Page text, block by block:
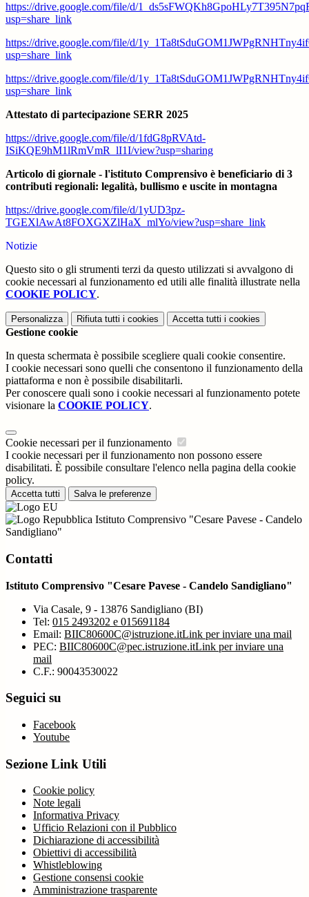
https://drive.google.com/file/d/
usp=share_link
https://drive.google.com/file/d/
usp=share_link
https://drive.google.com/file/d/
usp=share_link
Attestato di partecipazione SERR 2025
https://drive.google.com/file/d/1fdG8pRVAtd-
ISiKQE9hM1lRmVmR_lI1I/view?usp=sharing
Articolo di giornale - l'istituto Comprensivo è beneficiario di 3
contributi regionali: legalità, bullismo e uscite in montagna
https://drive.google.com/file/d/1yUD3pz-
TGEXlAwAt8FOXGXZlHaX_mlYo/view?usp=share_link
Notizie
Questo sito o gli strumenti terzi da questo utilizzati si avvalgono di
cookie necessari al funzionamento ed utili alle finalità illustrate nella
COOKIE POLICY.
Personalizza Rifiuta tutti i cookies Accetta tutti i cookies
Gestione cookie
In questa schermata è possibile scegliere quali cookie consentire.
I cookie necessari sono quelli che consentono il funzionamento della
piattaforma e non è possibile disabilitarli.
Per conoscere quali sono i cookie necessari al funzionamento potete
visionare la COOKIE POLICY.
Cookie necessari per il funzionamento
I cookie necessari per il funzionamento non possono essere
disabilitati. È possibile consultare l'elenco nella pagina della cookie
policy.
Accetta tutti Salva le preferenze
Istituto Comprensivo "Cesare Pavese - Candelo
Sandigliano"
Contatti
Istituto Comprensivo "Cesare Pavese - Candelo Sandigliano"
Via Casale, 9 - 13876 Sandigliano (BI)
Tel: 015 2493202 e 015691184
Email: BIIC80600C@istruzione.itLink per inviare una mail
PEC: BIIC80600C@pec.istruzione.itLink per inviare una
mail
C.F.: 90043530022
Seguici su
Facebook
Youtube
Sezione Link Utili
Cookie policy
Note legali
Informativa Privacy
Ufficio Relazioni con il Pubblico
Dichiarazione di accessibilità
Obiettivi di accessibilità
Whistleblowing
Gestione consensi cookie
Amministrazione trasparente